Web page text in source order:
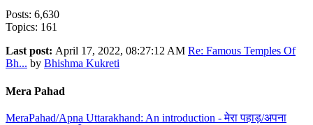
Posts: 6,630
Topics: 161
Last post: April 17, 2022, 08:27:12 AM Re: Famous Temples Of
Bh... by Bhishma Kukreti
Mera Pahad
MeraPahad/Apna Uttarakhand: An introduction - मेरा पहाड़/अपना